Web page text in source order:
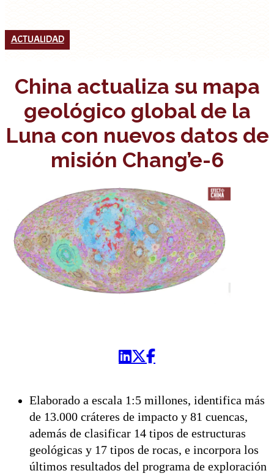
ACTUALIDAD
China actualiza su mapa
geológico global de la
Luna con nuevos datos de
misión Chang’e-6
Elaborado a escala 1:5 millones, identifica más
de 13.000 cráteres de impacto y 81 cuencas,
además de clasificar 14 tipos de estructuras
geológicas y 17 tipos de rocas, e incorpora los
últimos resultados del programa de exploración